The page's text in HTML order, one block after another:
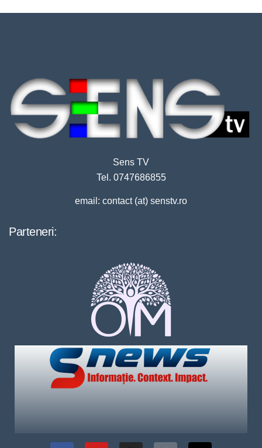
Sens TV
Tel. 0747686855
email: contact (at) senstv.ro
Parteneri: